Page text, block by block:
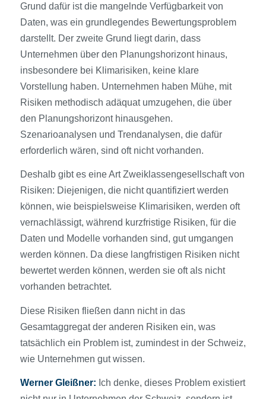
Grund dafür ist die mangelnde Verfügbarkeit von
Daten, was ein grundlegendes Bewertungsproblem
darstellt. Der zweite Grund liegt darin, dass
Unternehmen über den Planungshorizont hinaus,
insbesondere bei Klimarisiken, keine klare
Vorstellung haben. Unternehmen haben Mühe, mit
Risiken methodisch adäquat umzugehen, die über
den Planungshorizont hinausgehen.
Szenarioanalysen und Trendanalysen, die dafür
erforderlich wären, sind oft nicht vorhanden.
Deshalb gibt es eine Art Zweiklassengesellschaft von
Risiken: Diejenigen, die nicht quantifiziert werden
können, wie beispielsweise Klimarisiken, werden oft
vernachlässigt, während kurzfristige Risiken, für die
Daten und Modelle vorhanden sind, gut umgangen
werden können. Da diese langfristigen Risiken nicht
bewertet werden können, werden sie oft als nicht
vorhanden betrachtet.
Diese Risiken fließen dann nicht in das
Gesamtaggregat der anderen Risiken ein, was
tatsächlich ein Problem ist, zumindest in der Schweiz,
wie Unternehmen gut wissen.
Werner Gleißner: Ich denke, dieses Problem existiert